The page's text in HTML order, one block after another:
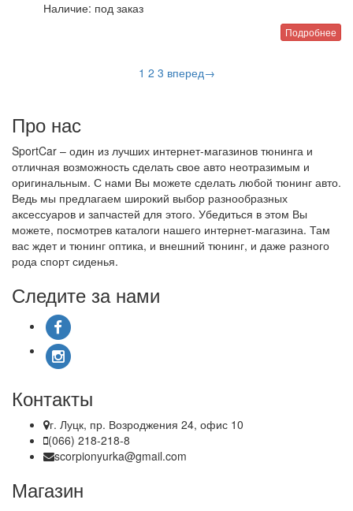
Наличие: под заказ
Подробнее
1 2 3 вперед→
Про нас
SportCar – один из лучших интернет-магазинов тюнинга и
отличная возможность сделать свое авто неотразимым и
оригинальным. С нами Вы можете сделать любой тюнинг авто.
Ведь мы предлагаем широкий выбор разнообразных
аксессуаров и запчастей для этого. Убедиться в этом Вы
можете, посмотрев каталоги нашего интернет-магазина. Там
вас ждет и тюнинг оптика, и внешний тюнинг, и даже разного
рода спорт сиденья.
Следите за нами
Контакты
г. Луцк, пр. Возроджения 24, офис 10
(066) 218-218-8
scorpionyurka@gmail.com
Магазин